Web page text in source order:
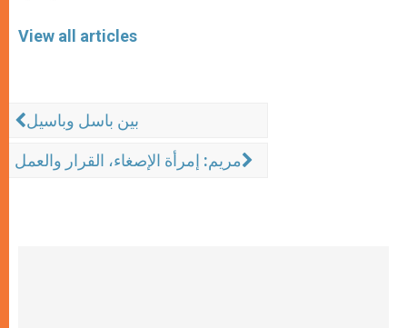
View all articles
بين باسل وباسيل
مريم: إمرأة الإصغاء، القرار والعمل